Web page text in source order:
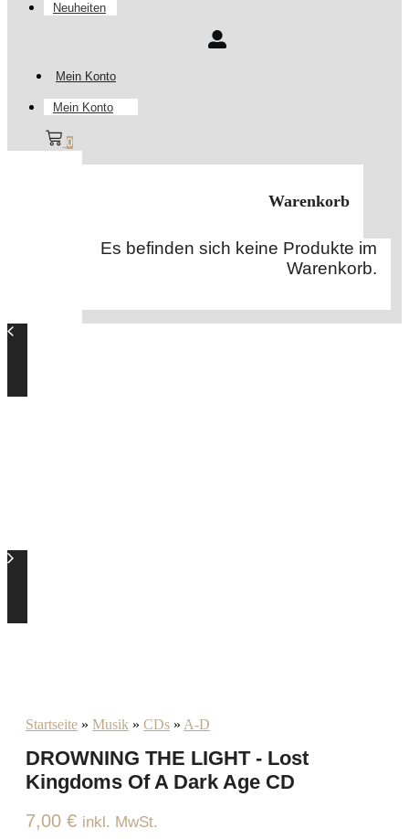
Neuheiten
Mein Konto
Mein Konto
0
Warenkorb
Es befinden sich keine Produkte im
Warenkorb.
Startseite » Musik » CDs » A-D
DROWNING THE LIGHT - Lost
Kingdoms Of A Dark Age CD
7,00 € inkl. MwSt.